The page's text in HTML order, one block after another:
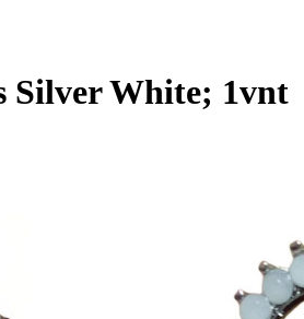
Silver White; 1vnt